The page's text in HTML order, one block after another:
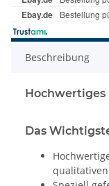
Beschreibung
Das